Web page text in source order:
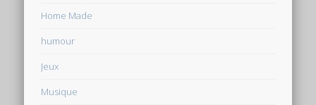
Home Made
humour
Jeux
Musique